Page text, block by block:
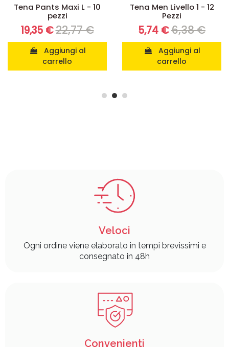
Tena Pants Maxi L - 10
pezzi
19,35 €22,77 €
carrello
Tena Men Livello 1 - 12
Pezzi
5,74 €6,38 €
carrello
Veloci
Ogni ordine viene elaborato in tempi brevissimi e
consegnato in 48h
Convenienti